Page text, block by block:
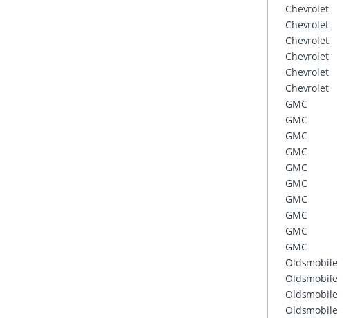
Chevrolet
Chevrolet
Chevrolet
Chevrolet
Chevrolet
Chevrolet
GMC
GMC
GMC
GMC
GMC
GMC
GMC
GMC
GMC
GMC
Oldsmobile
Oldsmobile
Oldsmobile
Oldsmobile